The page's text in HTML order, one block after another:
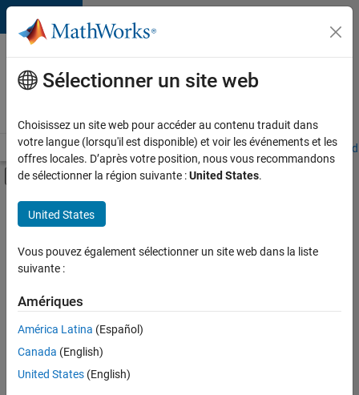
Passer au contenu
Votre
carrière
chez
Accueil Explorer nos opportunités Adresses de nos bureaux
Activer/désactiver l'affichage du menu
Contenu principal
FILTRER PAR
Applications et outils commerciaux
Développement de produits
Ingénierie de la qualité
Enregistrer
Sélectionner un site web
Choisissez un site web pour accéder au contenu traduit dans
votre langue (lorsqu'il est disponible) et voir les événements et les
offres locales. D’après votre position, nous vous recommandons
de sélectionner la région suivante :United States.
United States
Vous pouvez également sélectionner un site web dans la liste
suivante :
Amériques
América Latina (Español)
Canada (English)
United States (English)